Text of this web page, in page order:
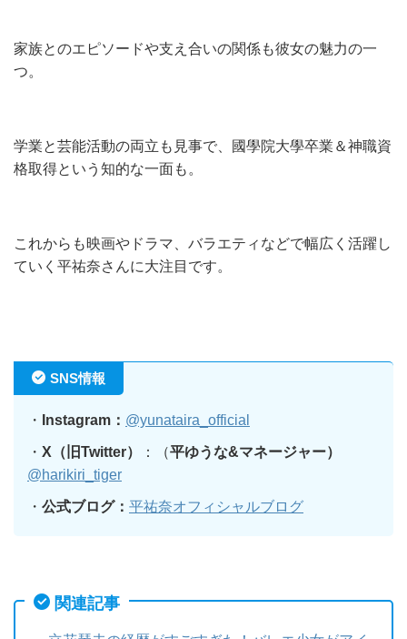
家族とのエピソードや支え合いの関係も彼女の魅力の一
つ。
学業と芸能活動の両立も見事で、國學院大學卒業＆神職資
格取得という知的な一面も。
これからも映画やドラマ、バラエティなどで幅広く活躍し
ていく平祐奈さんに大注目です。
SNS情報
・ Instagram： @yunataira_official
・ X（旧Twitter） ：（平ゆうな&マネージャー）
@harikiri_tiger
・ 公式ブログ： 平祐奈オフィシャルブログ
関連記事